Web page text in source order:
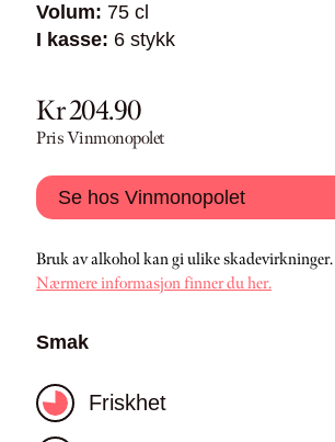
Volum: 75 cl
I kasse: 6 stykk
Kr 204.90
Pris Vinmonopolet
Se hos Vinmonopolet
Bruk av alkohol kan gi ulike skadevirkninger.
Nærmere informasjon finner du her.
Smak
Friskhet